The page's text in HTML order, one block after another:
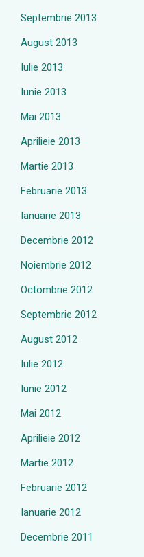
Septembrie 2013
August 2013
Iulie 2013
Iunie 2013
Mai 2013
Aprilieie 2013
Martie 2013
Februarie 2013
Ianuarie 2013
Decembrie 2012
Noiembrie 2012
Octombrie 2012
Septembrie 2012
August 2012
Iulie 2012
Iunie 2012
Mai 2012
Aprilieie 2012
Martie 2012
Februarie 2012
Ianuarie 2012
Decembrie 2011